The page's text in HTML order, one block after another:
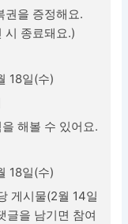
권을 증정해요.
시 종료돼요.)
18일(수)
해볼 수 있어요.
18일(수)
게시물(2월 14일
글을 남기면 참여